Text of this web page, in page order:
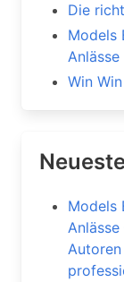
Die
Models
Anlässe
Win
Models
Autoren